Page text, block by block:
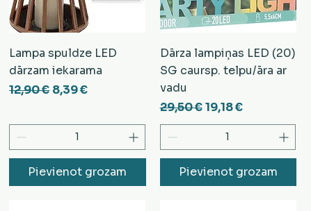
Lampa spuldze LED
dārzam iekarama
Parastā cena
12,90 € Izpārdošanas cena
8,39 €
Pievienot grozam
Dārza lampiņas LED (20)
SG caursp. telpu/āra ar
vadu
Parastā cena
29,50 € Izpārdošanas
19,18 €
Pievienot grozam